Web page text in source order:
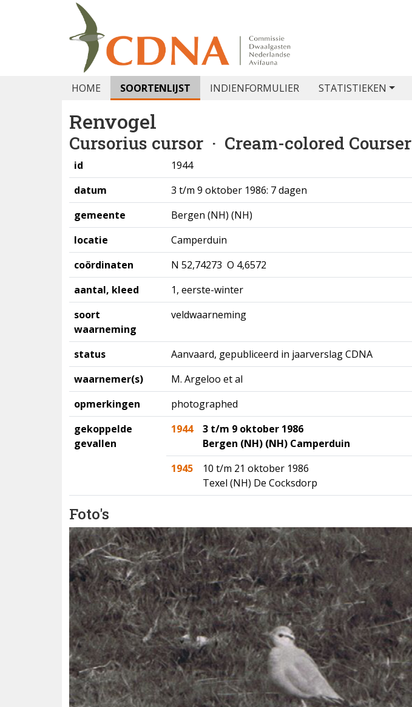
HOME SOORTENLIJST INDIENFORMULIER STATISTIEKEN
Renvogel
Cursorius cursor · Cream-colored Courser
id
1944
datum
3 t/m 9 oktober 1986: 7 dagen
gemeente
Bergen (NH) (NH)
locatie
Camperduin
coördinaten
N 52,74273 O 4,6572
aantal, kleed
1, eerste-winter
soort
waarneming
veldwaarneming
status
Aanvaard, gepubliceerd in jaarverslag CDNA
waarnemer(s)
M. Argeloo et al
opmerkingen
photographed
gekoppelde
gevallen
1944
3 t/m 9 oktober 1986
Bergen (NH) (NH) Camperduin
1945
10 t/m 21 oktober 1986
Texel (NH) De Cocksdorp
Foto's